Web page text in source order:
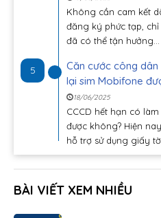
Không cần cam kết
đăng ký phức tạp, chỉ
đã có thể tận hưởng...
5
Căn cước công
lại sim Mobifone
18/06/2025
CCCD hết hạn có
được không? Hiện
hỗ trợ sử dụng giấy
BÀI VIẾT XEM NHIỀU